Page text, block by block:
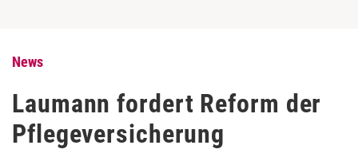
News
Laumann fordert Reform der
Pflegeversicherung